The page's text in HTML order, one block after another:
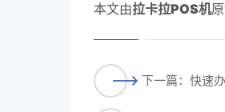
本文由拉卡拉POS机
下一篇：快速